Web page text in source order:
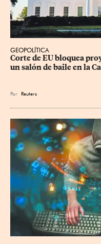
GEOPOLÍTICA
Corte de EU bloquea
un salón de baile en la
Por Reuters